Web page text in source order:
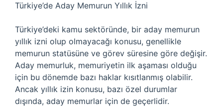
Türkiye’de Aday Memurun Yıllık İzni
Türkiye’deki kamu sektöründe, bir aday memurun
yıllık izni olup olmayacağı konusu, genellikle
memurun statüsüne ve görev süresine göre değişir.
Aday memurluk, memuriyetin ilk aşaması olduğu
için bu dönemde bazı haklar kısıtlanmış olabilir.
Ancak yıllık izin konusu, bazı özel durumlar
dışında, aday memurlar için de geçerlidir.